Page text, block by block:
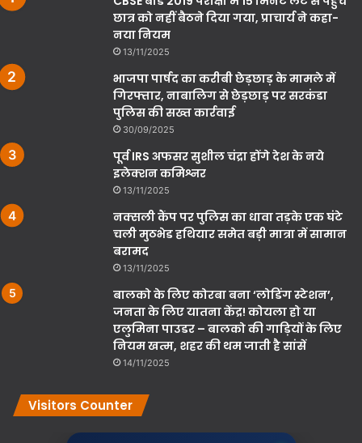
छात्र को नहीं बैठने दिया गया, प्राचार्य ने कहा-
नया नियम
13/11/2025
भाजपा पार्षद का करीबी छेड़छाड़ के मामले में
गिरफ्तार, नाबालिग से छेड़छाड़ पर सरकंडा
पुलिस की सख्त कार्रवाई
30/09/2025
पूर्व IRS अफसर सुशील चंद्रा होंगे देश के नये
इलेक्शन कमिश्नर
13/11/2025
नक्सली कैंप पर पुलिस का धावा तड़के एक घंटे
चली मुठभेड हथियार समेत बड़ी मात्रा में सामान
बरामद
13/11/2025
बालको के लिए कोरबा बना ‘लोडिंग स्टेशन’,
जनता के लिए यातना केंद्र! कोयला हो या
एलुमिना पाउडर – बालको की गाड़ियों के लिए
नियम खत्म, शहर की थम जाती है सांसें
14/11/2025
Visitors Counter